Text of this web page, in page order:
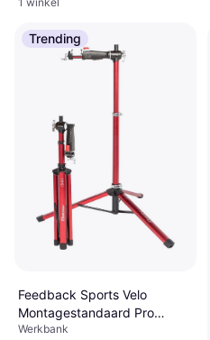
Trending
Feedback Sports Velo
Montagestandaard Pro
Mechanic HD Rouge
Werkbank